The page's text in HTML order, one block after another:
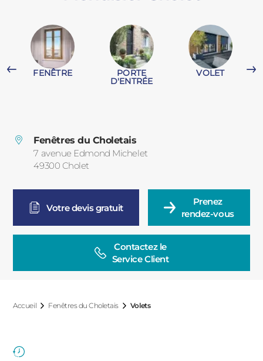
FENÊTRE PORTE
D'ENTRÉE
VOLET
Fenêtres du Choletais
7 avenue Edmond Michelet
49300 Cholet
Votre devis gratuit
Prenez
rendez-vous
Contactez le
Service Client
Accueil Fenêtres du Choletais Volets
PVC
ACIER
CARPORTS
CLÔTURES